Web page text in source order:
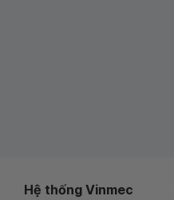
Hệ thống Vinmec